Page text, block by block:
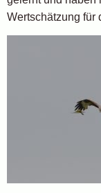
Wertschätzung für